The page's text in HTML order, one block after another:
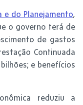
e do Planejamento,
o governo terá de
de gastos
Continuada
e benefícios
reduziu a